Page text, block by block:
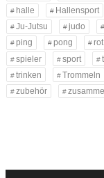
halle
Hallensport
Ju-Jutsu
judo
ping
pong rot
spieler
sport
trinken
Trommeln
zubehör